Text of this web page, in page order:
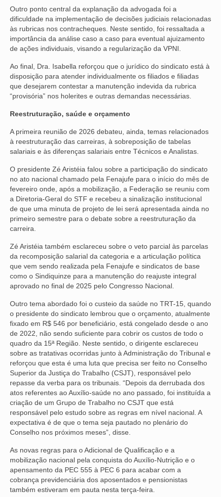
APOSENTADOS
AGENTES DE POLÍCIA JUDICIAL
ANALISTAS JUDICIÁRIOS
ACESSIBILIDADE E INCLUSÃO
LGBTQIA+
OFICIAIS DE JUSTIÇA
SAÚDE
SOLIDARIEDADE
TÉCNICOS JUDICIÁRIOS
TECNOLOGIA DA INFORMAÇÃO
Outro ponto central da explanação da advogada foi a
dificuldade na implementação de decisões judiciais relacionadas
às rubricas nos contracheques. Neste sentido, foi ressaltada a
importância da análise caso a caso para eventual ajuizamento
de ações individuais, visando a regularização da VPNI.
Ao final, Dra. Isabella reforçou que o jurídico do sindicato está à
disposição para atender individualmente os filiados e filiadas
que desejarem contestar a manutenção indevida da rubrica
“provisória” nos holerites e outras demandas necessárias.
Reestruturação, saúde e orçamento
A primeira reunião de 2026 debateu, ainda, temas relacionados
à reestruturação das carreiras, à sobreposição de tabelas
salariais e às diferenças salariais entre Técnicos e Analistas.
O presidente Zé Aristéia falou sobre a participação do sindicato
no ato nacional chamado pela Fenajufe para o início do mês de
fevereiro onde, após a mobilização, a Federação se reuniu com
a Diretoria-Geral do STF e recebeu a sinalização institucional
de que uma minuta de projeto de lei será apresentada ainda no
primeiro semestre para o debate sobre a reestruturação da
carreira.
Zé Aristéia também esclareceu sobre o veto parcial às parcelas
da recomposição salarial da categoria e a articulação política
que vem sendo realizada pela Fenajufe e sindicatos de base
como o Sindiquinze para a manutenção do reajuste integral
aprovado no final de 2025 pelo Congresso Nacional.
Outro tema abordado foi o custeio da saúde no TRT-15, quando
o presidente do sindicato lembrou que o orçamento, atualmente
fixado em R$ 546 por beneficiário, está congelado desde o ano
de 2022, não sendo suficiente para cobrir os custos de todo o
quadro da 15ª Região. Neste sentido, o dirigente esclareceu
sobre as tratativas ocorridas junto à Administração do Tribunal e
reforçou que esta é uma luta que precisa ser feito no Conselho
Superior da Justiça do Trabalho (CSJT), responsável pelo
repasse da verba para os tribunais. “Depois da derrubada dos
atos referentes ao Auxílio-saúde no ano passado, foi instituída a
criação de um Grupo de Trabalho no CSJT que está
responsável pelo estudo sobre as regras em nível nacional. A
expectativa é de que o tema seja pautado no plenário do
Conselho nos próximos meses”, disse.
As novas regras para o Adicional de Qualificação e a
mobilização nacional pela conquista do Auxílio-Nutrição e o
apensamento da PEC 555 à PEC 6 para acabar com a
cobrança previdenciária dos aposentados e pensionistas
também estiveram em pauta nesta terça-feira.